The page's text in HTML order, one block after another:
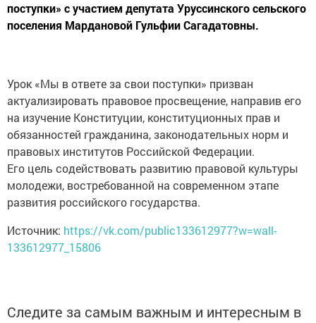
поступки» с участием депутата Уруссинского сельского
поселения Мардановой Гульфии Сагадатовны.
Урок «Мы в ответе за свои поступки» призван
актуализировать правовое просвещение, направив его
на изучение Конституции, конституционных прав и
обязанностей гражданина, законодательных норм и
правовых институтов Российской Федерации.
Его цель содействовать развитию правовой культуры
молодежи, востребованной на современном этапе
развития российского государства.
Источник: https://vk.com/public133612977?w=wall-
133612977_15806
Следите за самым важным и интересным в